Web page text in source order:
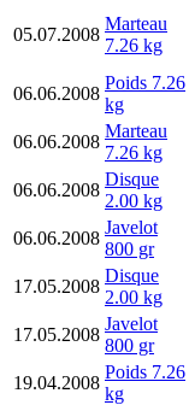
05.07.2008
Marteau
7.26 kg
06.06.2008
Poids 7.26
kg
06.06.2008
Marteau
7.26 kg
06.06.2008
Disque
2.00 kg
06.06.2008
Javelot
800 gr
17.05.2008
Disque
2.00 kg
17.05.2008
Javelot
800 gr
19.04.2008
Poids 7.26
kg